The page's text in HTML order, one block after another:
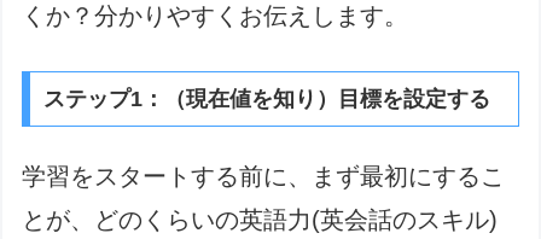
くか？分かりやすくお伝えします。
ステップ1：（現在値を知り）目標を設定する
学習をスタートする前に、まず最初にするこ
とが、どのくらいの英語力(英会話のスキル)